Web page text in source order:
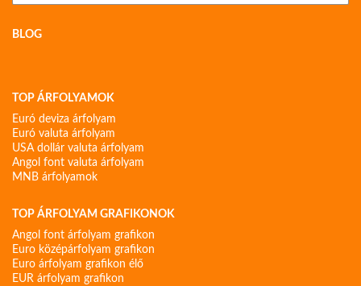
BLOG
TOP ÁRFOLYAMOK
Euró deviza árfolyam
Euró valuta árfolyam
USA dollár valuta árfolyam
Angol font valuta árfolyam
MNB árfolyamok
TOP ÁRFOLYAM GRAFIKONOK
Angol font árfolyam grafikon
Euro középárfolyam grafikon
Euro árfolyam grafikon élő
EUR árfolyam grafikon